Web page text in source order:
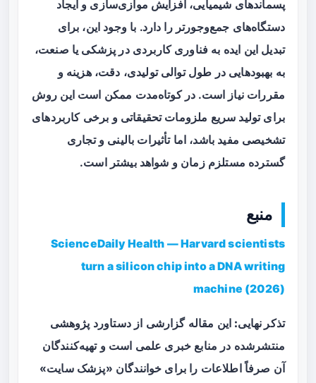
پسماندهای شیمیایی، افزایش موازی‌سازی و ایجاد
دستگاه‌های جمع‌وجورتر را دارد. با وجود این، برای
تبدیل این ایده به فناوری کاربردی در پزشکی یا صنعت،
به بهبودهایی در طول توالی تولیدی، دقت، هزینه و
مقررات نیاز است. در کوتاه‌مدت ممکن است این روش
برای تولید سریع ملزومات تحقیقاتی و برخی کاربردهای
تشخیصی مفید باشد، اما تأثیرات بالینی و تجاری
گسترده مستلزم زمان و شواهد بیشتر است.
منبع
ScienceDaily Health — Harvard scientists
turn a silicon chip into a DNA writing
machine (2026)
تذکر نهایی: این مقاله گزارشی از دستاورد پژوهشی
منتشرشده در منابع خبری علمی است و تهیه‌کنندگان
آن صرفاً اطلاعات را برای خوانندگان «پزشک سایت»